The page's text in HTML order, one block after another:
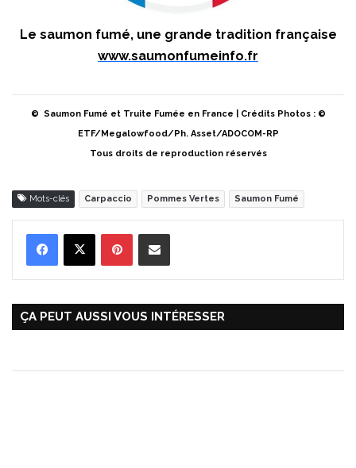
Le saumon fumé, une grande tradition française
www.saumonfumeinfo.fr
© Saumon Fumé et Truite Fumée en France | Crédits Photos : ©
ETF/Megalowfood/Ph. Asset/ADOCOM-RP
Tous droits de reproduction réservés
Mots-clés Carpaccio Pommes Vertes Saumon Fumé
ÇA PEUT AUSSI VOUS INTÉRESSER